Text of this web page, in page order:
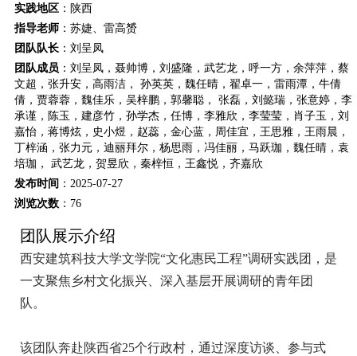
实践地区：陕西
指导老师：苏婕、雷高赟
团队队长：刘呈凤
团队成员 ：刘呈凤，聂帅博，刘盛隆，武艺龙，呼一方，余萍萍，蔡
文超，张升安，高雨洁， 孙英英，魏任晴，翟卓一，雷雨潭，牛倩
倩，贾蓉蓉，魏佳乐，吴梓鹏，郭馨聪， 张磊，刘懿瑞，张意婷，李
承谨，陈玉，建彦竹，孙学杰，任博，李雅欣，李莹莹，肖子玉，刘
嘉怡，蒋博炫，史小煜，赵蕊，金心蓝，周佳宜，王思雅，王雨晨，
丁梓涵，张力元，迪丽拜尔，杨思雨，冯佳丽，马跃珈，魏任晴，袁
培珈， 武艺龙，贺昱欣，秦梓恒，王鑫悦，齐嘉欣
发布时间 ：2025-07-27
浏览次数： 76
团队展示介绍
西安建筑科技大学文学院“文化惠民工程”调研实践团，是
一支聚焦乡村文化振兴、深入基层开展调研的青年团
队。
该团队奔赴陕西省25个行政村，通过深度访谈、参与式